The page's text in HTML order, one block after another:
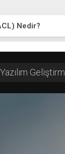
Nedir?
Yazılım